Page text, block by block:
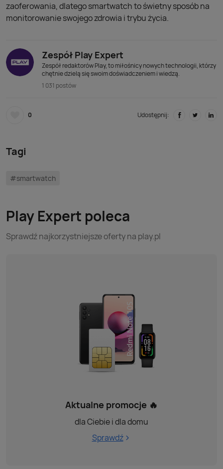
zaoferowania, dlatego smartwatch to świetny sposób na
monitorowanie swojego zdrowia i trybu życia.
Zespół Play Expert
Zespół redaktorów Play, to miłośnicy nowych technologii, którzy
chętnie dzielą się swoim doświadczeniem i wiedzą.
1 031 postów
0 Udostępnij:
Tagi
#smartwatch
Play Expert poleca
Sprawdź najkorzystniejsze oferty na play.pl
Aktualne promocje 🔥
dla Ciebie i dla domu
Sprawdź